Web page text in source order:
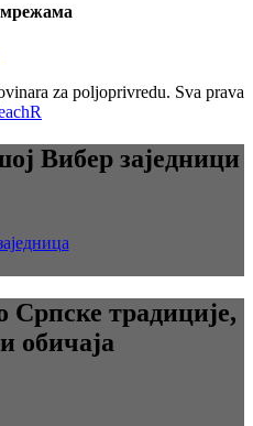
za poljoprivredu. Sva prava
Вибер заједници
традиције,
обичаја